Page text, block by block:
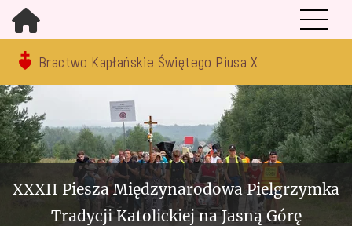
Bractwo Kapłańskie Świętego Piusa X
XXXII Piesza Międzynarodowa Pielgrzymka
Tradycji Katolickiej na Jasną Górę